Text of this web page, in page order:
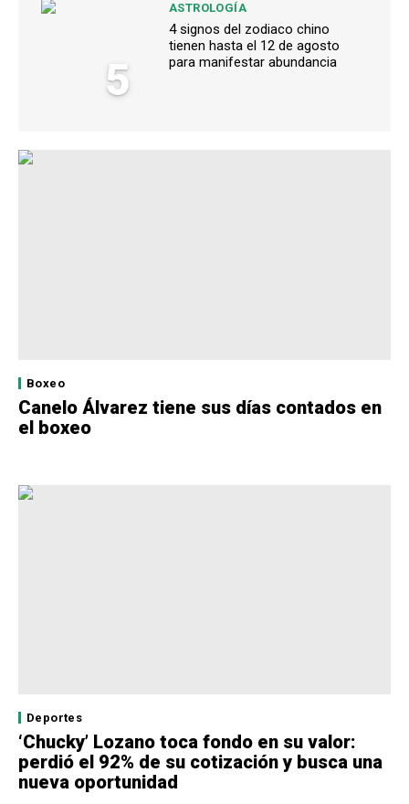
5
ASTROLOGÍA
4 signos del zodiaco chino
tienen hasta el 12 de agosto
para manifestar abundancia
Boxeo
Canelo Álvarez tiene sus días contados en
el boxeo
Deportes
‘Chucky’ Lozano toca fondo en su valor:
perdió el 92% de su cotización y busca una
nueva oportunidad